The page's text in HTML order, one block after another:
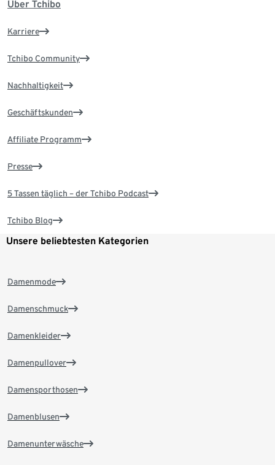
Über Tchibo
Karriere
Tchibo Community
Nachhaltigkeit
Geschäftskunden
Affiliate Programm
Presse
5 Tassen täglich – der Tchibo Podcast
Tchibo Blog
Unsere beliebtesten Kategorien
Damenmode
Damenschmuck
Damenkleider
Damenpullover
Damensporthosen
Damenblusen
Damenunterwäsche